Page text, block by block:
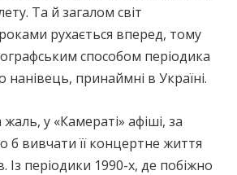
Та й загалом світ
рухається вперед, тому
способом періодика
нанівець, принаймні в Україні.
у «Камераті» афіші, за
б вивчати її концертне життя
Із періодики 1990-х, де побіжно